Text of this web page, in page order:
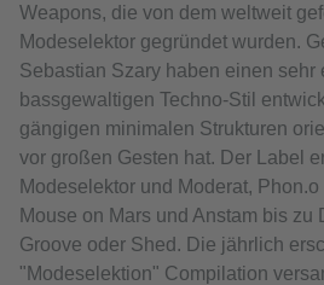
Weapons, die von dem weltweit
Modeselektor gegründet wurden.
Sebastian Szary haben einen sehr
bassgewaltigen Techno-Stil
gängigen minimalen Strukturen
vor großen Gesten hat. Der Label
Modeselektor und Moderat,
Mouse on Mars und Anstam bis zu
Groove oder Shed. Die jährlich
"Modeselektion" Compilation